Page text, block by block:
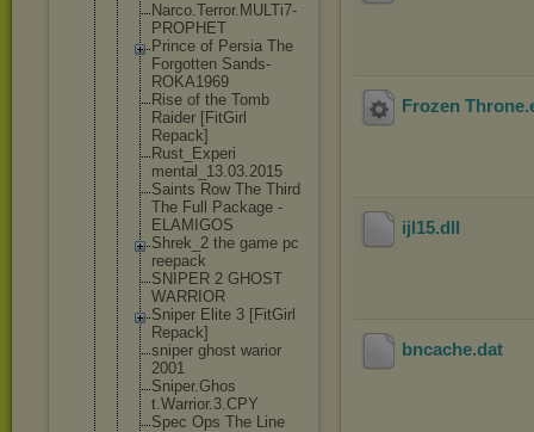
Narco.Terror.MULTi7-
PROPHET
Prince of Persia The
Forgotten Sands-
ROKA1969
Rise of the Tomb
Raider [FitGirl
Repack]
Rust_Experi
mental_13.03.2015
Saints Row The Third
The Full Package -
ELAMIGOS
Shrek_2 the game pc
reepack
SNIPER 2 GHOST
WARRIOR
Sniper Elite 3 [FitGirl
Repack]
sniper ghost warior
2001
Sniper.Ghos
t.Warrior.3.CPY
Spec Ops The Line
Frozen Throne
ijl15.dll
bncache.dat